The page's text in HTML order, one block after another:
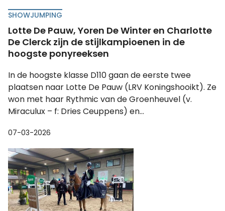
SHOWJUMPING
Lotte De Pauw, Yoren De Winter en Charlotte
De Clerck zijn de stijlkampioenen in de
hoogste ponyreeksen
In de hoogste klasse D110 gaan de eerste twee
plaatsen naar Lotte De Pauw (LRV Koningshooikt). Ze
won met haar Rythmic van de Groenheuvel (v.
Miraculux – f: Dries Ceuppens) en...
07-03-2026